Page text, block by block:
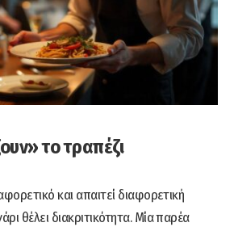
το τραπέζι
και απαιτεί διαφορετική
θέλει διακριτικότητα. Μία παρέα